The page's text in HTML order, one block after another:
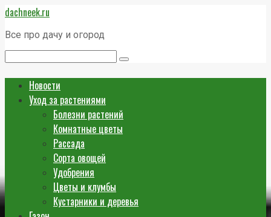
Перейти
к
контенту
dachneek.ru
Все про дачу и огород
Новости
Уход за растениями
Болезни растений
Комнатные цветы
Рассада
Сорта овощей
Удобрения
Цветы и клумбы
Кустарники и деревья